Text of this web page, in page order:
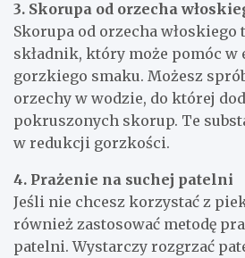
3. Skorupa od orzecha
Skorupa od orzecha włoskiego
składnik, który może pomóc
gorzkiego smaku. Możesz
orzechy w wodzie, do której
pokruszonych skorup. Te
w redukcji gorzkości.
4. Prażenie na suchej patelni
Jeśli nie chcesz korzystać z
również zastosować metodę
patelni. Wystarczy rozgrzać